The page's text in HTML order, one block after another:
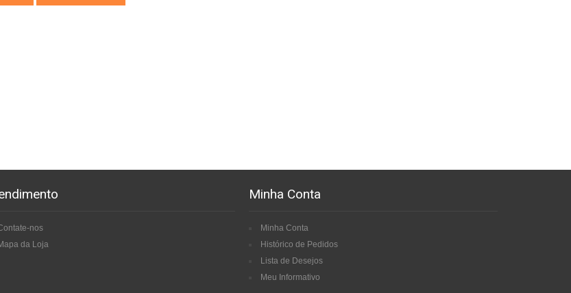
nos
da Loja
Minha Conta
Minha Conta
Histórico de Pedidos
Lista de Desejos
Meu Informativo